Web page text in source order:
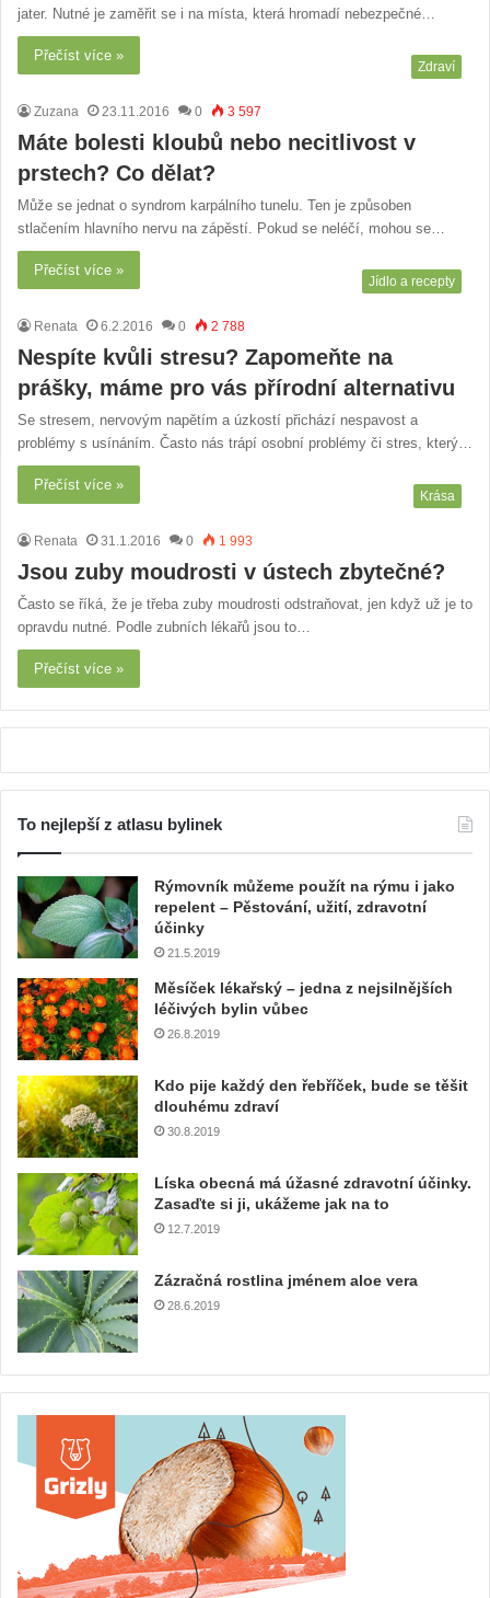
jater. Nutné je zaměřit se i na místa, která hromadí nebezpečné…
Přečíst více »
Zdraví
Zuzana 23.11.2016 0 3 597
Máte bolesti kloubů nebo necitlivost v
prstech? Co dělat?
Může se jednat o syndrom karpálního tunelu. Ten je způsoben
stlačením hlavního nervu na zápěstí. Pokud se neléčí, mohou se…
Přečíst více »
Jídlo a recepty
Renata 6.2.2016 0 2 788
Nespíte kvůli stresu? Zapomeňte na
prášky, máme pro vás přírodní alternativu
Se stresem, nervovým napětím a úzkostí přichází nespavost a
problémy s usínáním. Často nás trápí osobní problémy či stres, který…
Přečíst více »
Krása
Renata 31.1.2016 0 1 993
Jsou zuby moudrosti v ústech zbytečné?
Často se říká, že je třeba zuby moudrosti odstraňovat, jen když už je to
opravdu nutné. Podle zubních lékařů jsou to…
Přečíst více »
To nejlepší z atlasu bylinek
Rýmovník můžeme použít na rýmu i jako
repelent – Pěstování, užití, zdravotní
účinky
21.5.2019
Měsíček lékařský – jedna z nejsilnějších
léčivých bylin vůbec
26.8.2019
Kdo pije každý den řebříček, bude se těšit
dlouhému zdraví
30.8.2019
Líska obecná má úžasné zdravotní účinky.
Zasaďte si ji, ukážeme jak na to
12.7.2019
Zázračná rostlina jménem aloe vera
28.6.2019